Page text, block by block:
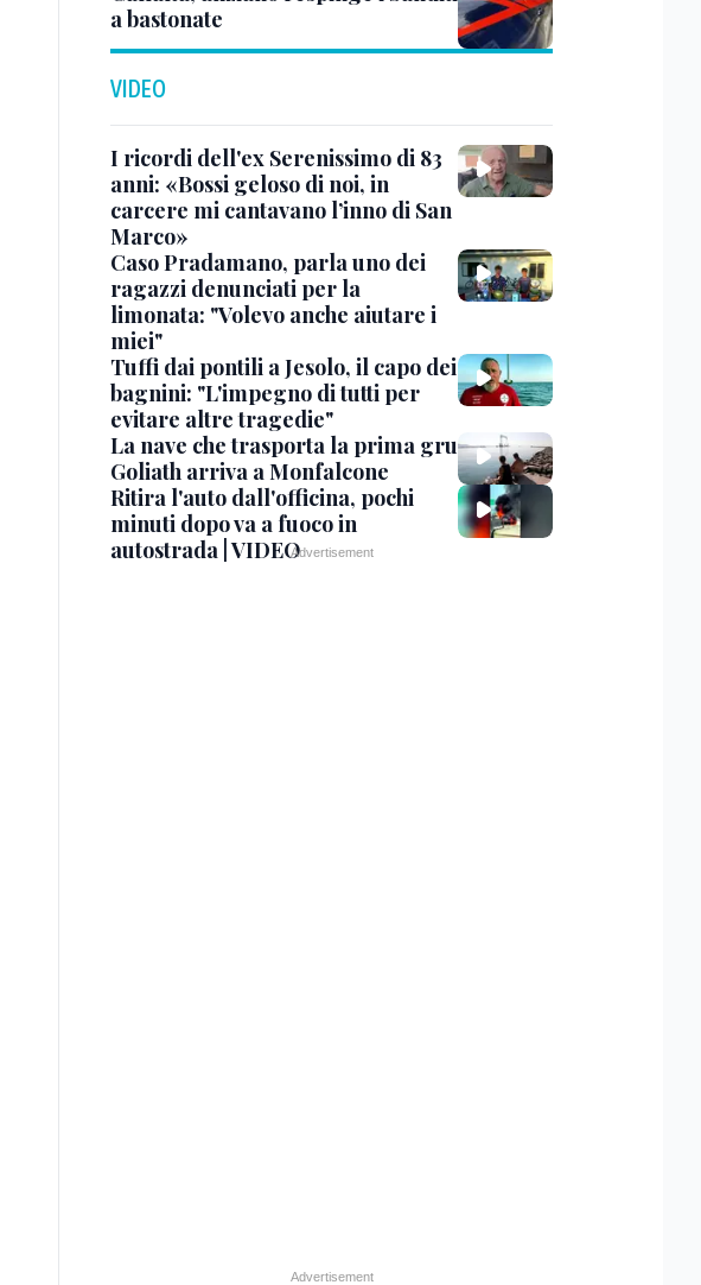
a bastonate
VIDEO
I ricordi dell'ex Serenissimo di 83
anni: «Bossi geloso di noi, in
carcere mi cantavano l’inno di San
Marco»
Caso Pradamano, parla uno dei
ragazzi denunciati per la
limonata: "Volevo anche aiutare i
miei"
Tuffi dai pontili a Jesolo, il capo dei
bagnini: "L'impegno di tutti per
evitare altre tragedie"
La nave che trasporta la prima gru
Goliath arriva a Monfalcone
Ritira l'auto dall'officina, pochi
minuti dopo va a fuoco in
autostrada | VIDEO